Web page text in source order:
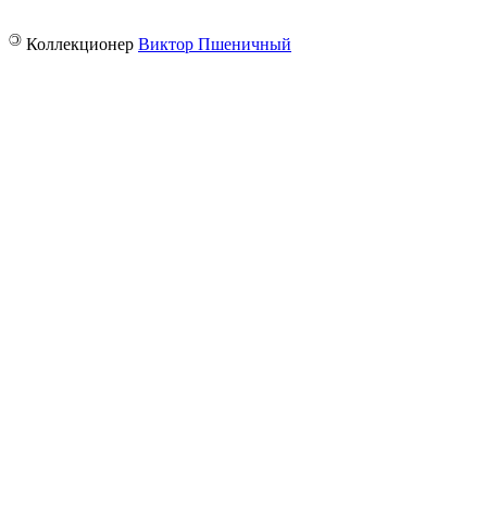
© Коллекционер Виктор Пшеничный